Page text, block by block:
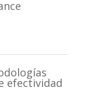
efectividad